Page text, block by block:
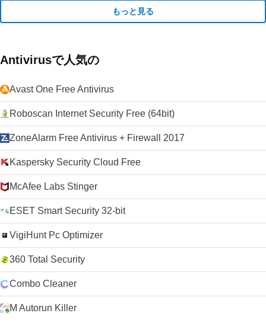
もっと見る
Antivirusで人気の
Avast One Free Antivirus
Roboscan Internet Security Free (64bit)
ZoneAlarm Free Antivirus + Firewall 2017
Kaspersky Security Cloud Free
McAfee Labs Stinger
ESET Smart Security 32-bit
VigiHunt Pc Optimizer
360 Total Security
Combo Cleaner
M Autorun Killer